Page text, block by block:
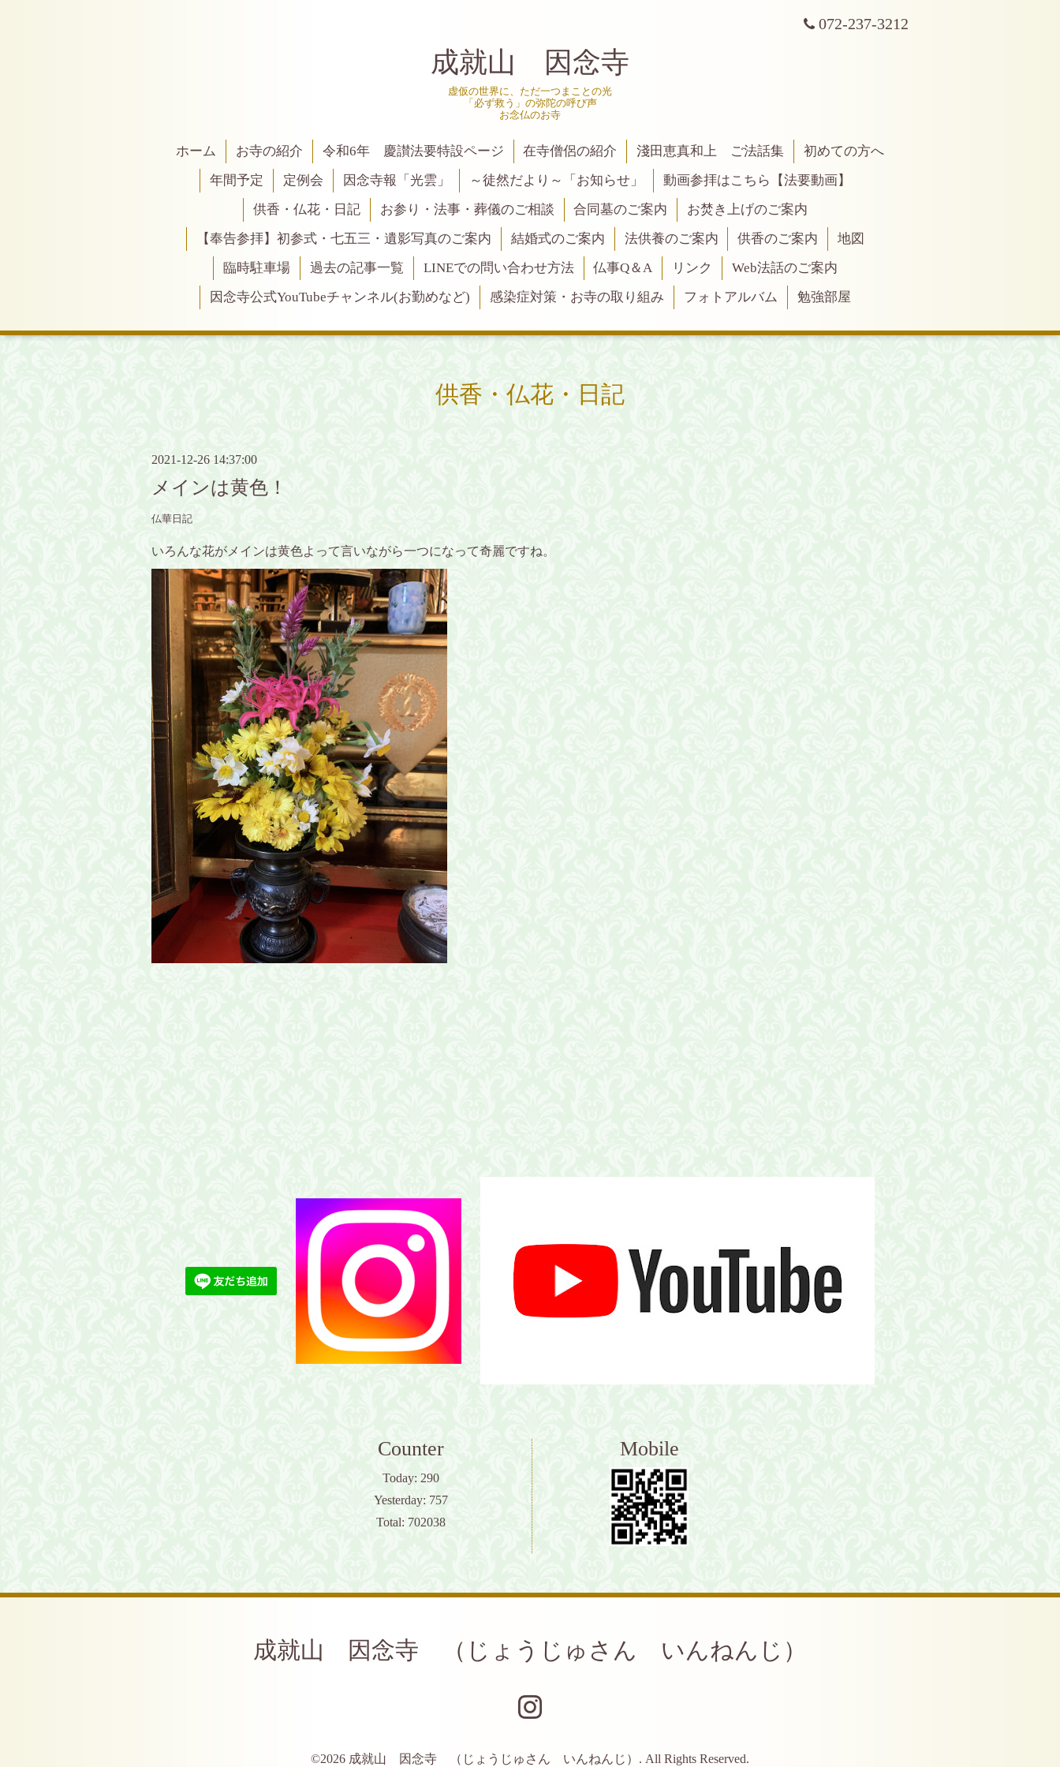
072-237-3212
成就山 因念寺
虚仮の世界に、ただ一つまことの光
「必ず救う」の弥陀の呼び声
お念仏のお寺
ホーム お寺の紹介 令和6年 慶讃法要特設ページ 在寺僧侶の紹介 淺田恵真和上 ご法話集
初めての方へ
年間予定
定例会 因念寺報「光雲」 ～徒然だより～「お知らせ」
動画参拝はこちら【法要動画】
供香・仏花・日記
お参り・法事・葬儀のご相談 合同墓のご案内
お焚き上げのご案内
【奉告参拝】初参式・七五三・遺影写真のご案内
結婚式のご案内 法供養のご案内 供香のご案内
地図
臨時駐車場
過去の記事一覧 LINEでの問い合わせ方法 仏事Q＆A リンク
Web法話のご案内
因念寺公式YouTubeチャンネル(お勤めなど)
感染症対策・お寺の取り組み フォトアルバム 勉強部屋
供香・仏花・日記
2021-12-26 14:37:00
メインは黄色！
仏華日記
いろんな花がメインは黄色よって言いながら一つになって奇麗ですね。
Counter
Today: 290
Yesterday: 757
Total: 702038
Mobile
成就山 因念寺 （じょうじゅさん いんねんじ）
©2026 成就山 因念寺 （じょうじゅさん いんねんじ） . All Rights Reserved.